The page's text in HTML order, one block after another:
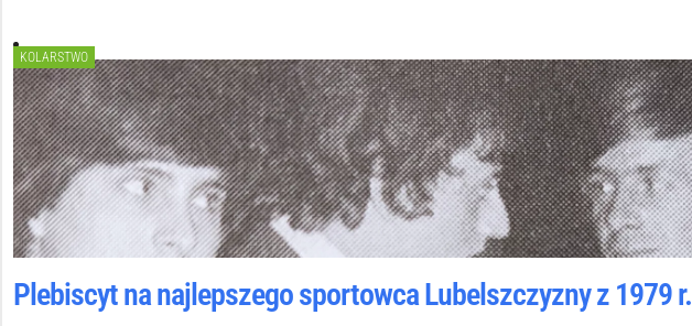
KOLARSTWO
Plebiscyt na najlepszego sportowca Lubelszczyzny z 1979 r.